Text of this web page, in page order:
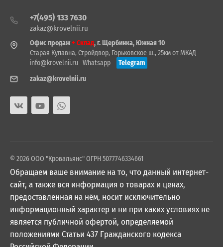
+7(495) 133 7630
zakaz@krovelnii.ru
Офис продаж+ Склад, г. Щербинка, Южная 10
Старая Купавна, Стройдвор, Горьковское ш., 25км от МКАД
info@krovelnii.ru Whatsapp
Telegram
zakaz@krovelnii.ru
© 2026 ООО "Кровальянс" ОГРН 5077746334661
Обращаем ваше внимание на то, что данный интернет-
сайт, а также вся информация о товарах и ценах,
предоставленная на нём, носит исключительно
информационный характер и ни при каких условиях не
является публичной офертой, определяемой
положениями Статьи 437 Гражданского кодекса